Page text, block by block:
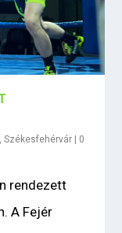
,Székesfehérvár | 0
rendezett
A Fejér